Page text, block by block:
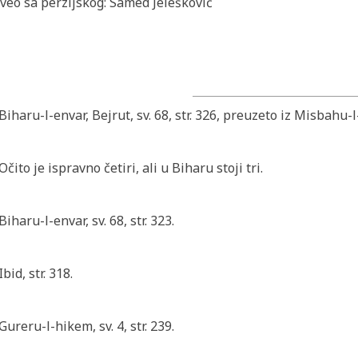
Biharu-l-envar, Bejrut, sv. 68, str. 326, preuzeto iz Misbahu-
je ispravno četiri, ali u Biharu stoji tri.
Biharu-l-envar, sv. 68, str. 323.
Ibid, str. 318.
l-hikem, sv. 4, str. 239.